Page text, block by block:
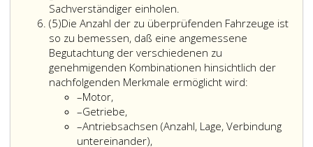
Sachverständiger einholen.
Bundesminister
für
Klimaschutz,
Umwelt,
Energie,
und
(5)Absatz
5
Die Anzahl der zu überprüfenden Fahrzeuge ist
so zu bemessen, daß eine angemessene
Begutachtung der verschiedenen zu
genehmigenden Kombinationen hinsichtlich der
nachfolgenden Merkmale ermöglicht wird:
–Strichaufzählung
Motor,
–Strichaufzählung
Getriebe,
–Strichaufzählung
Antriebsachsen (Anzahl, Lage, Verbindung
untereinander),